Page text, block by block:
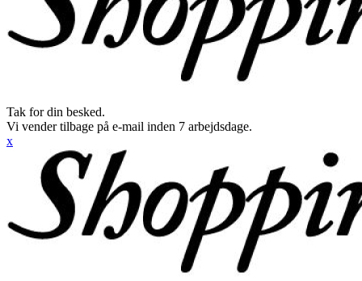
Tak for din besked.
Vi vender tilbage på e-mail inden 7 arbejdsdage.
x